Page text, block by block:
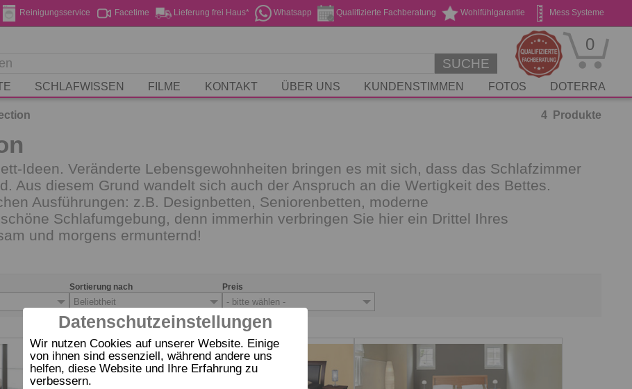
Datenschutzeinstellungen
Wir nutzen Cookies auf unserer Website. Einige
von ihnen sind essenziell, während andere uns
helfen, diese Website und Ihre Erfahrung zu
verbessern.
Mess Systeme
Wohlfühlgarantie
Qualifizierte Fachberatung
Whatsapp
Lieferung frei Haus*
Facetime
Reinigungsservice
Stickservice
Geschenk Gutscheine
SUCHE
0
SCHLAFWISSEN FILME KONTAKT ÜBER UNS KUNDENSTIMMEN FOTOS DOTERRA
4 Produkte
Ideen. Veränderte Lebensgewohnheiten bringen es mit sich, dass das Schlafzimmer
Aus diesem Grund wandelt sich auch der Anspruch an die Wertigkeit des Bettes.
Ausführungen: z.B. Designbetten, Seniorenbetten, moderne
Schlafumgebung, denn immerhin verbringen Sie hier ein Drittel Ihres
und morgens ermunternd!
Sortierung nach
Beliebtheit
Preis
- bitte wählen -